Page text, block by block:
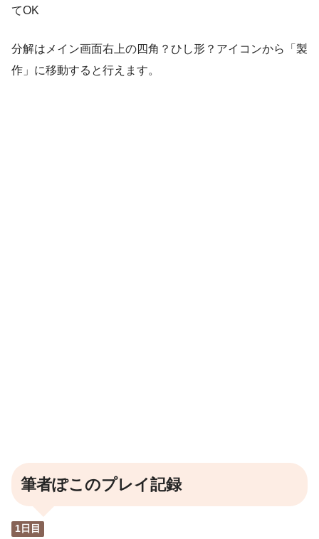
てOK
分解はメイン画面右上の四角？ひし形？アイコンから「製
作」に移動すると行えます。
筆者ぽこのプレイ記録
1日目